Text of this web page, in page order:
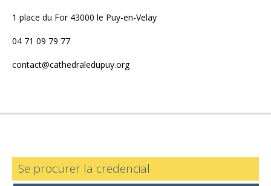
1 place du For 43000 le Puy-en-Velay
04 71 09 79 77
contact@cathedraledupuy.org
Se procurer la credencial